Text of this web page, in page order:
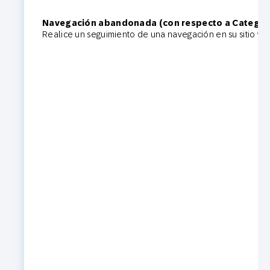
Navegación abandonada (con respecto a
Realice un seguimiento de una navegación en su sitio